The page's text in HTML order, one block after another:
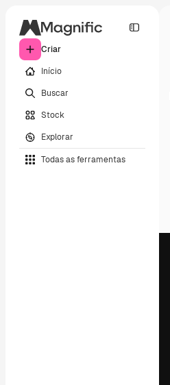
Criar
Início
Buscar
Stock
Explorar
Todas as ferramentas